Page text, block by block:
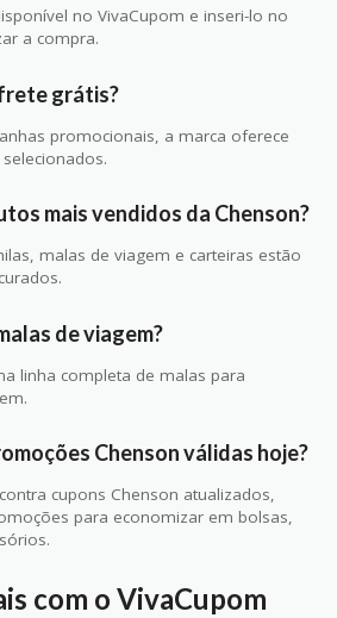
no VivaCupom e inseri-lo no
a compra.
grátis?
promocionais, a marca oferece
mais vendidos da Chenson?
malas de viagem e carteiras estão
de viagem?
linha completa de malas para
Chenson válidas hoje?
cupons Chenson atualizados,
para economizar em bolsas,
com o VivaCupom